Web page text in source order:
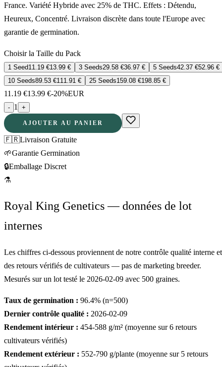
France. Variété Hybride avec 25% de THC. Effets : Détendu,
Heureux, Concentré. Livraison discrète dans toute l'Europe avec
garantie de germination.
Choisir la Taille du Pack
1 Seed11.19 €13.99 € 3 Seeds29.58 €36.97 € 5 Seeds42.37 €52.96 €
10 Seeds89.53 €111.91 € 25 Seeds159.08 €198.85 €
11.19 €13.99 €-20%EUR
- 1 +
AJOUTER AU PANIER
🇫🇷Livraison Gratuite
🌱Garantie Germination
🔒Emballage Discret
⚗
Royal King Genetics — données de lot
internes
Les chiffres ci-dessous proviennent de notre contrôle qualité interne et
des retours vérifiés de cultivateurs — pas de marketing breeder.
Mesurés sur un lot testé le 2026-02-09 avec 500 graines.
Taux de germination : 96.4% (n=500)
Dernier contrôle qualité : 2026-02-09
Rendement intérieur : 454-588 g/m² (moyenne sur6 retours
cultivateurs vérifiés)
Rendement extérieur : 552-790 g/plante (moyenne sur 5 retours